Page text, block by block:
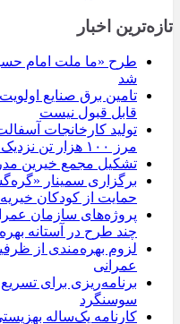
تازه‌ترین اخبار
طرح «ما ملت امام
شد
تامین برق صنایع
قابل قبول نیست
تولید کارخانجات
مرز ۱۰۰ هزار تن نزدیک شد
تشکیل مجمع خیرین
برگزاری سمینار
حمایت از کودکان
پروژه‌های سازمان
چند طرح در آستانه
لزوم بهره‌مندی از
عمرانی
برنامه‌ریزی برای
سوسنگرد
کارنامه یک‌ساله